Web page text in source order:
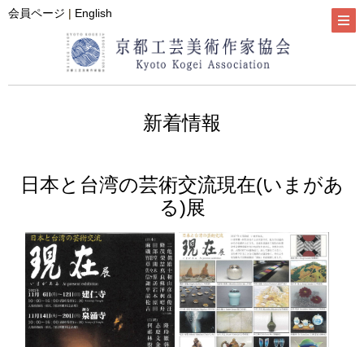
会員ページ | English
新着情報
日本と台湾の芸術交流現在(いまがあ
る)展